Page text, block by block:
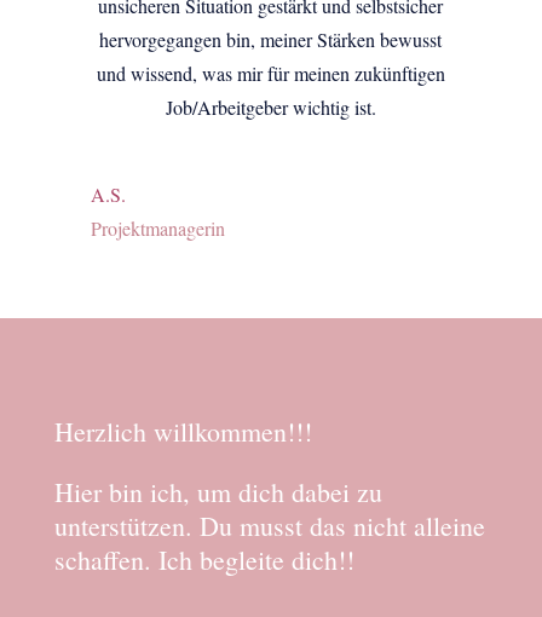
unsicheren Situation gestärkt und selbstsicher
hervorgegangen bin, meiner Stärken bewusst
und wissend, was mir für meinen zukünftigen
Job/Arbeitgeber wichtig ist.
A.S.
Projektmanagerin
Herzlich willkommen!!!
Hier bin ich, um dich dabei zu
unterstützen. Du musst das nicht alleine
schaffen. Ich begleite dich!!